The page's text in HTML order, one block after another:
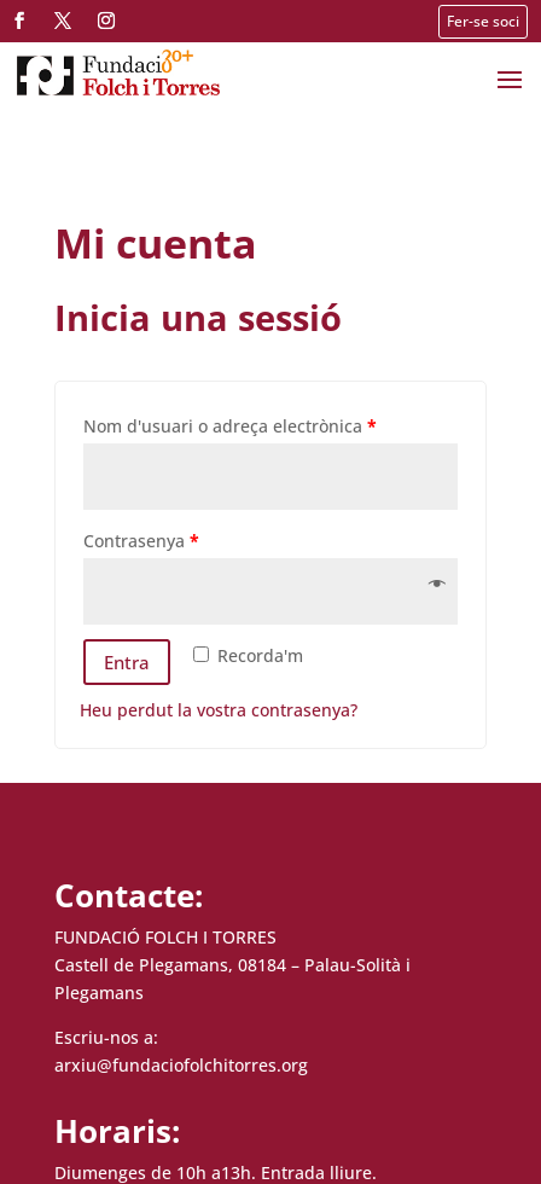
Fer-se soci
Mi cuenta
Inicia una sessió
Nom d'usuari o adreça electrònica *
Contrasenya *
Recorda'm
Entra
Heu perdut la vostra contrasenya?
Contacte:
FUNDACIÓ FOLCH I TORRES
Castell de Plegamans, 08184 – Palau-Solità i
Plegamans
Escriu-nos a:
arxiu@fundaciofolchitorres.org
Horaris:
Diumenges de 10h a13h. Entrada lliure.